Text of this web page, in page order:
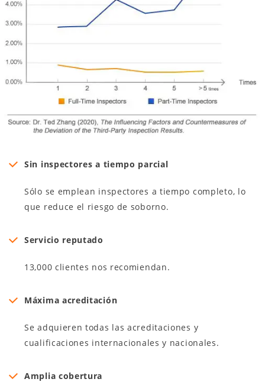
Sin inspectores a tiempo parcial
Sólo se emplean inspectores a tiempo completo, lo
que reduce el riesgo de soborno.
Servicio reputado
13,000 clientes nos recomiendan.
Máxima acreditación
Se adquieren todas las acreditaciones y
cualificaciones internacionales y nacionales.
Amplia cobertura